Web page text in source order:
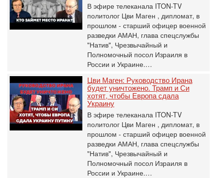
В эфире телеканала ITON-TV
политолог Цви Маген , дипломат, в
прошлом - старший офицер военной
разведки АМАН, глава спецслужбы
"Натив", ‎Чрезвычайный и
Полномочный посол Израиля в
России и Украине.…
Цви Маген: Руководство Ирана
будет уничтожено. Трамп и Си
хотят, чтобы Европа сдала
Украину
В эфире телеканала ITON-TV
политолог Цви Маген , дипломат, в
прошлом - старший офицер военной
разведки АМАН, глава спецслужбы
"Натив", ‎Чрезвычайный и
Полномочный посол Израиля в
России и Украине.…